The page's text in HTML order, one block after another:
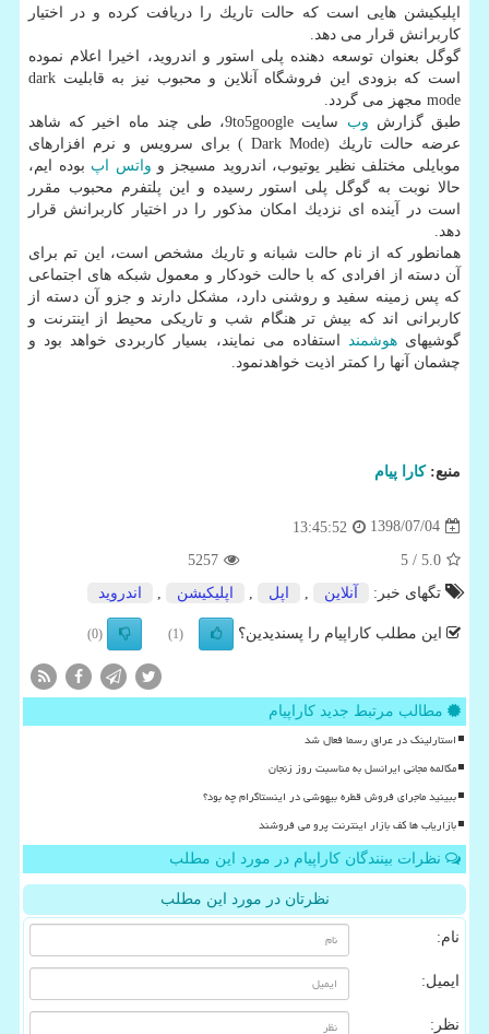
اپلیكیشن هایی است كه حالت تاریك را دریافت كرده و در اختیار
كاربرانش قرار می دهد.
گوگل بعنوان توسعه دهنده پلی استور و اندروید، اخیرا اعلام نموده
است كه بزودی این فروشگاه آنلاین و محبوب نیز به قابلیت dark
mode مجهز می گردد.
طبق گزارش وب
سایت 9to5google، طی چند ماه اخیر كه شاهد
عرضه حالت تاریك (Dark Mode ) برای سرویس و نرم افزارهای
موبایلی مختلف نظیر یوتیوب، اندروید مسیجز و واتس اپ بوده ایم،
حالا نوبت به گوگل پلی استور رسیده و این پلتفرم محبوب مقرر
است در آینده ای نزدیك امكان مذكور را در اختیار كاربرانش قرار
دهد.
همانطور كه از نام حالت شبانه و تاریك مشخص است، این تم برای
آن دسته از افرادی كه با حالت خودكار و معمول شبكه های اجتماعی
كه پس زمینه سفید و روشنی دارد، مشكل دارند و جزو آن دسته از
كاربرانی اند كه بیش تر هنگام شب و تاریكی محیط از اینترنت و
گوشیهایهوشمند استفاده می نمایند، بسیار كاربردی خواهد بود و
چشمان آنها را كمتر اذیت خواهدنمود.
منبع:كارا پیام
1398/07/04
13:45:52
5.0
/ 5
5257
تگهای خبر:
آنلاین اپل اپلیكیشن اندروید
این مطلب کاراپیام را پسندیدین؟ (1)
(0)
مطالب مرتبط جدید کاراپیام
استارلینک در عراق رسما فعال شد
مکالمه مجانی ایرانسل به مناسبت روز زنجان
ببینید ماجرای فروش قطره بیهوشی در اینستاگرام چه بود؟
بازاریاب ها کف بازار اینترنت پرو می فروشند
نظرات بینندگان کاراپیام در مورد این مطلب
نظرتان در مورد این مطلب
نام:
ایمیل:
نظر: